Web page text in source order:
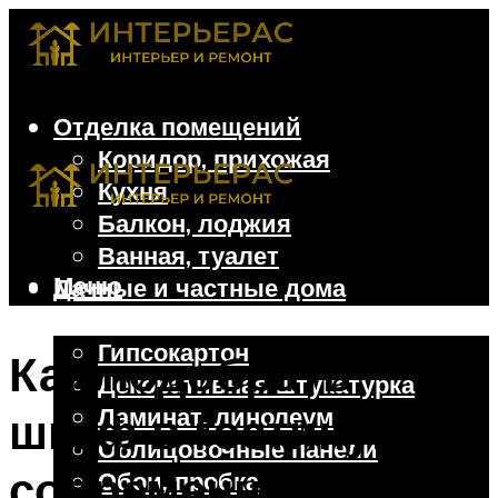
Отделка помещений
Коридор, прихожая
Кухня
Балкон, лоджия
Ванная, туалет
Дачные и частные дома
Гипсокартон
Декоративная штукатурка
Ламинат, линолеум
Облицовочные панели
Обои, пробка
Меню
Как подобрать
шкаф в гостиную в